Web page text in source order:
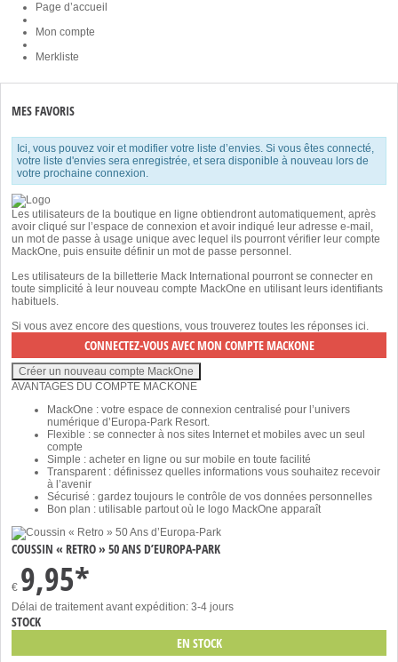
Page d’accueil
Mon compte
Merkliste
MES FAVORIS
Ici, vous pouvez voir et modifier votre liste d’envies. Si vous êtes connecté,
votre liste d'envies sera enregistrée, et sera disponible à nouveau lors de
votre prochaine connexion.
Les utilisateurs de la boutique en ligne obtiendront automatiquement, après
avoir cliqué sur l’espace de connexion et avoir indiqué leur adresse e-mail,
un mot de passe à usage unique avec lequel ils pourront vérifier leur compte
MackOne, puis ensuite définir un mot de passe personnel.
Les utilisateurs de la billetterie Mack International pourront se connecter en
toute simplicité à leur nouveau compte MackOne en utilisant leurs identifiants
habituels.
Si vous avez encore des questions, vous trouverez toutes les réponses ici
AVANTAGES DU COMPTE MACKONE
MackOne : votre espace de connexion centralisé pour l’univers
numérique d’Europa-Park Resort.
Flexible : se connecter à nos sites Internet et mobiles avec un seul
compte
Simple : acheter en ligne ou sur mobile en toute facilité
Transparent : définissez quelles informations vous souhaitez recevoir
à l’avenir
Sécurisé : gardez toujours le contrôle de vos données personnelles
Bon plan : utilisable partout où le logo MackOne apparaît
COUSSIN « RETRO » 50 ANS D’EUROPA-PARK
€ 9,95*
Délai de traitement avant expédition: 3-4 jours
STOCK
EN STOCK